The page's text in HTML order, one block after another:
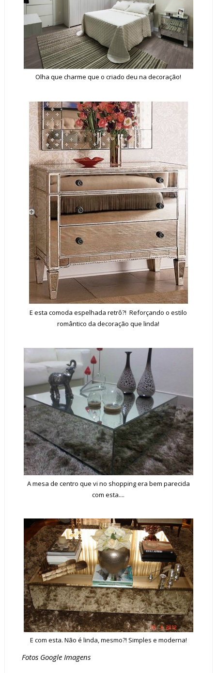
Olha que charme que o criado deu na decoração!
E esta comoda espelhada retrô?! Reforçando o estilo
romântico da decoração que linda!
A mesa de centro que vi no shopping era bem parecida
com esta....
E com esta. Não é linda, mesmo?! Simples e moderna!
Fotos Google Imagens